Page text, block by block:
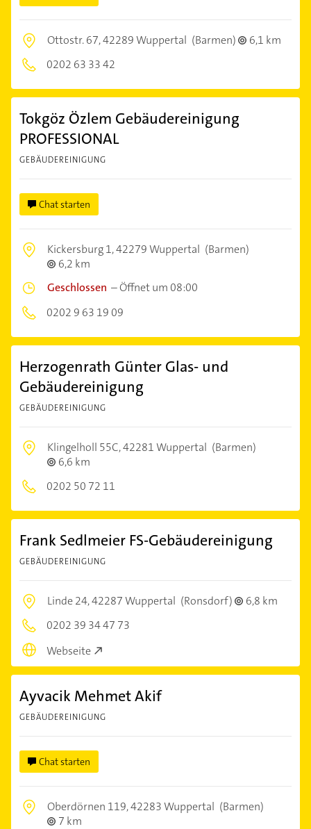
Ottostr. 67,42289 Wuppertal (Barmen)
6,1 km
0202 63 33 42
Tokgöz Özlem Gebäudereinigung
PROFESSIONAL
GEBÄUDEREINIGUNG
Chat starten
Kickersburg 1,42279 Wuppertal (Barmen)
6,2 km
Geschlossen –Öffnet um 08:00
0202 9 63 19 09
Herzogenrath Günter Glas- und
Gebäudereinigung
GEBÄUDEREINIGUNG
Klingelholl 55C,42281 Wuppertal (Barmen)
6,6 km
0202 50 72 11
Frank Sedlmeier FS-Gebäudereinigung
GEBÄUDEREINIGUNG
Linde 24,42287 Wuppertal (Ronsdorf)
6,8 km
0202 39 34 47 73
Webseite
Ayvacik Mehmet Akif
GEBÄUDEREINIGUNG
Chat starten
Oberdörnen 119,42283 Wuppertal (Barmen)
7 km